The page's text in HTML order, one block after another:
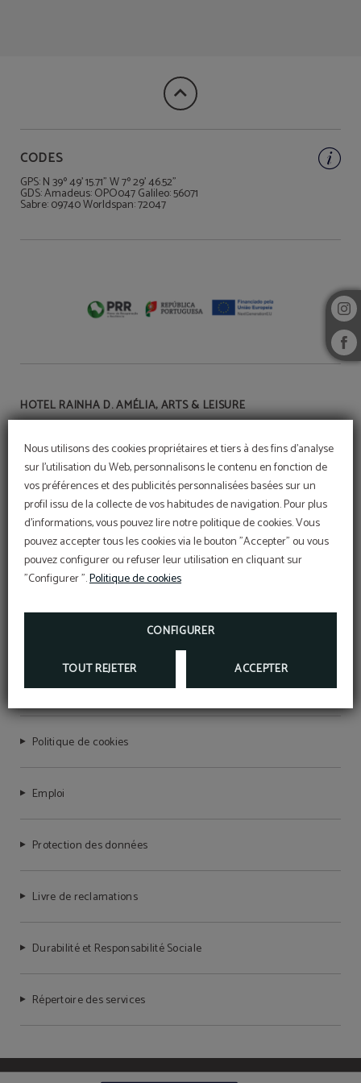
Nous utilisons des cookies propriétaires et tiers à des fins d'analyse
sur l'utilisation du Web, personnalisons le contenu en fonction de
vos préférences et des publicités personnalisées basées sur un
profil issu de la collecte de vos habitudes de navigation. Pour plus
d'informations, vous pouvez lire notre politique de cookies. Vous
pouvez accepter tous les cookies via le bouton "Accepter" ou vous
pouvez configurer ou refuser leur utilisation en cliquant sur
"Configurer ".Politique de cookies
CONFIGURER
TOUT REJETER ACCEPTER
CODES
GPS: N 39º 49' 15.71" W 7º 29' 46.52"
GDS: Amadeus: OPO047 Galileo: 56071
Sabre: 09740 Worldspan: 72047
HOTEL RAINHA D. AMÉLIA, ARTS & LEISURE
RNET Nº18
Conditions du programme
MEMBERS ONLY
Avis Juridique
Résolution des conflits de consommation
Politique de cookies
Emploi
Protection des données
Livre de reclamations
Durabilité et Responsabilité Sociale
Répertoire des services